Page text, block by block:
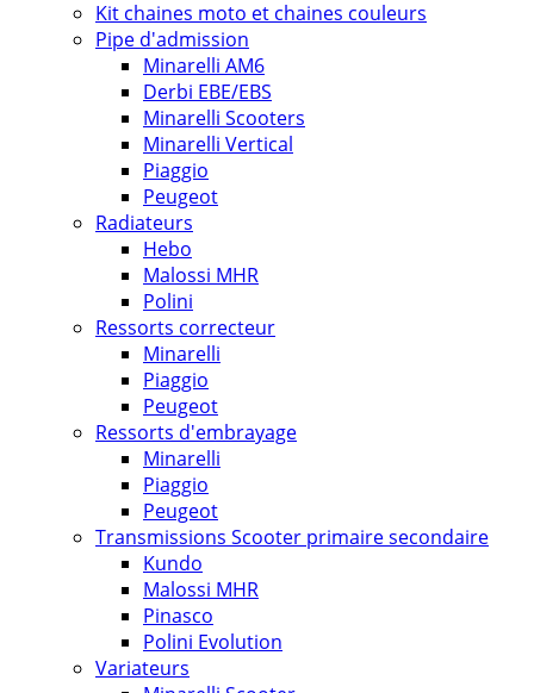
Kit chaines moto et chaines couleurs
Pipe d'admission
Minarelli AM6
Derbi EBE/EBS
Minarelli Scooters
Minarelli Vertical
Piaggio
Peugeot
Radiateurs
Hebo
Malossi MHR
Polini
Ressorts correcteur
Minarelli
Piaggio
Peugeot
Ressorts d'embrayage
Minarelli
Piaggio
Peugeot
Transmissions Scooter primaire secondaire
Kundo
Malossi MHR
Pinasco
Polini Evolution
Variateurs